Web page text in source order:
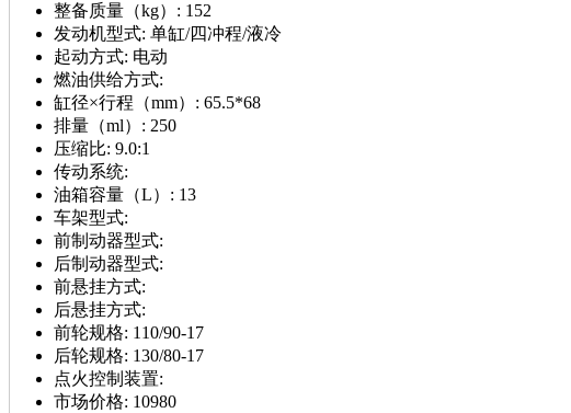
整备质量（kg）: 152
发动机型式: 单缸/四冲程/液冷
起动方式: 电动
燃油供给方式:
缸径×行程（mm）: 65.5*68
排量（ml）: 250
压缩比: 9.0:1
传动系统:
油箱容量（L）: 13
车架型式:
前制动器型式:
后制动器型式:
前悬挂方式:
后悬挂方式:
前轮规格: 110/90-17
后轮规格: 130/80-17
点火控制装置:
市场价格: 10980